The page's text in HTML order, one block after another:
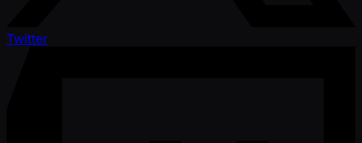
Twitter